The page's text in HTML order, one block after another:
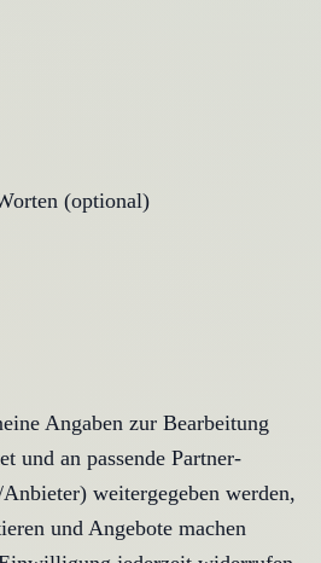
(optional)
Angaben zur Bearbeitung
und an passende Partner-
weitergegeben werden,
und Angebote machen